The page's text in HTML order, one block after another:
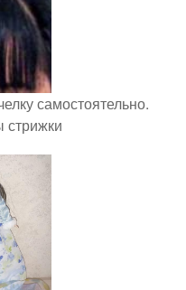
самостоятельно.